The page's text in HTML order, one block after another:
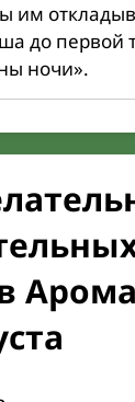
им
до первой
ночи».